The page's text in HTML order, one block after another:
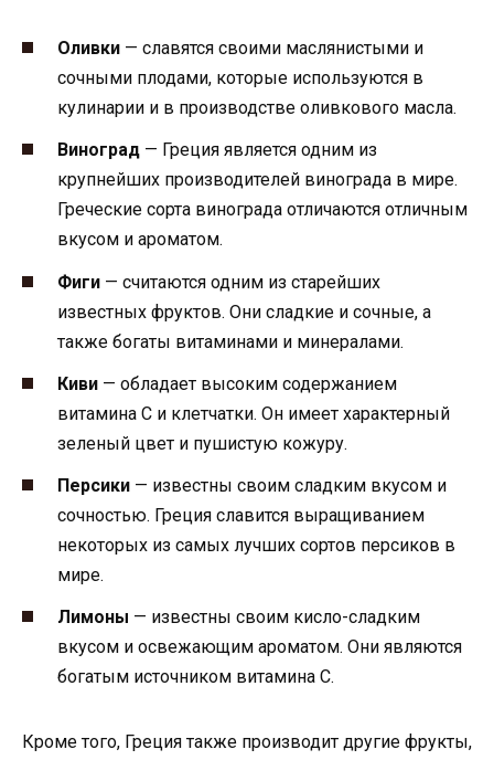
Оливки — славятся своими маслянистыми и
сочными плодами, которые используются в
кулинарии и в производстве оливкового масла.
Виноград — Греция является одним из
крупнейших производителей винограда в мире.
Греческие сорта винограда отличаются отличным
вкусом и ароматом.
Фиги — считаются одним из старейших
известных фруктов. Они сладкие и сочные, а
также богаты витаминами и минералами.
Киви — обладает высоким содержанием
витамина C и клетчатки. Он имеет характерный
зеленый цвет и пушистую кожуру.
Персики — известны своим сладким вкусом и
сочностью. Греция славится выращиванием
некоторых из самых лучших сортов персиков в
мире.
Лимоны — известны своим кисло-сладким
вкусом и освежающим ароматом. Они являются
богатым источником витамина C.
Кроме того, Греция также производит другие фрукты,